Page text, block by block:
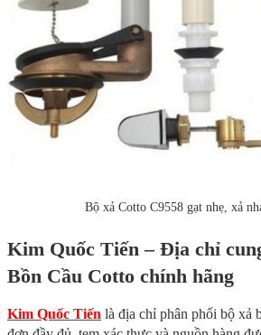
Bộ xả Cotto C9558 gạt nhẹ, xả
Kim Quốc Tiến – Địa chỉ
Bồn Cầu Cotto chính hãng
Kim Quốc Tiến là địa chỉ phân phối bộ xả